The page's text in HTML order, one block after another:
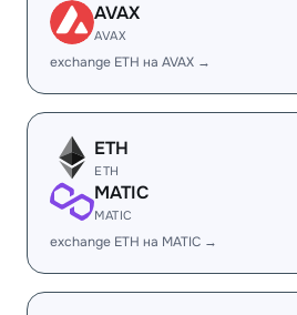
AVAX
AVAX
exchange ETH на AVAX →
ETH
ETH
MATIC
MATIC
exchange ETH на MATIC →